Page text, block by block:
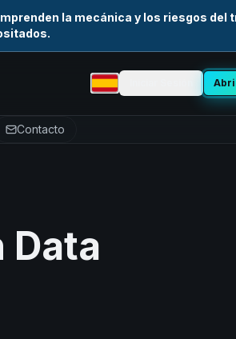
la mecánica y los riesgos del
Seleccionar idioma
Contacto
Data